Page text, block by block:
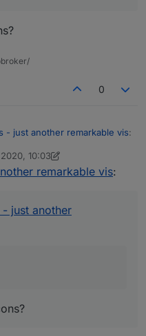
0
- just another remarkable vis:
icons auch
10:03
remarkable vis:
- just another